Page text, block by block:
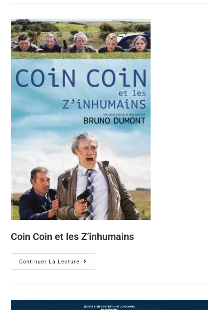
Coin Coin et les Z’inhumains
Continuer La Lecture